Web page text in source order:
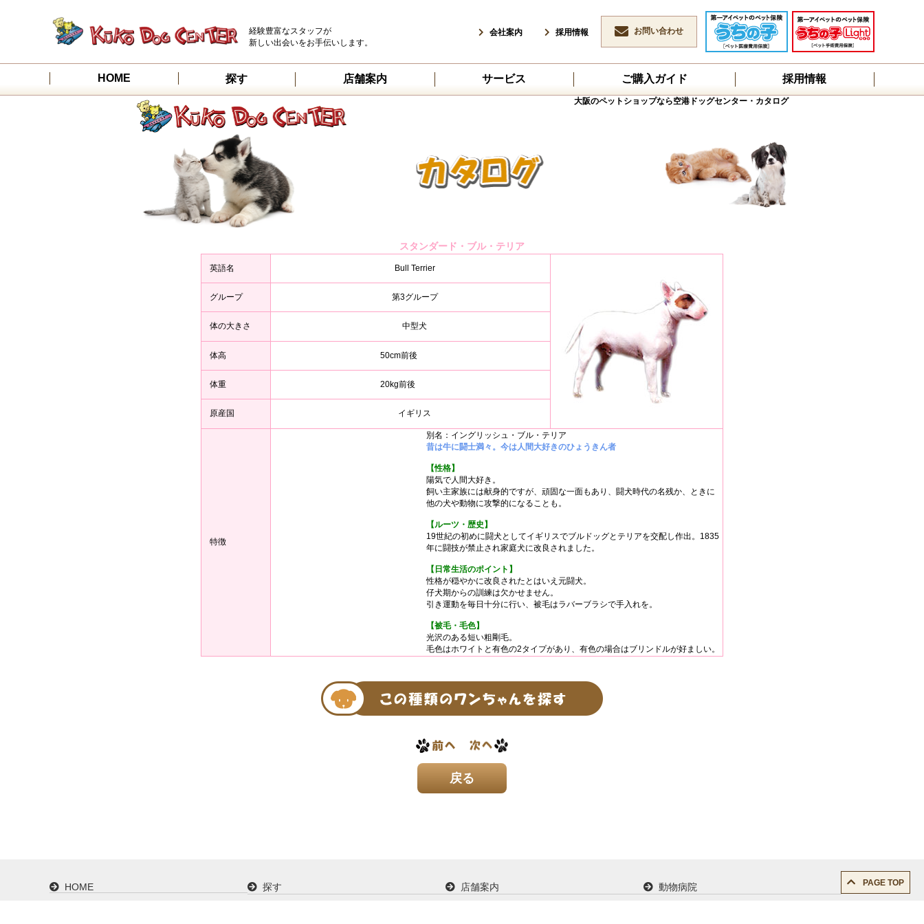
経験豊富なスタッフが
新しい出会いをお手伝いします。
会社案内 採用情報 お問い合わせ
HOME 探す 店舗案内 サービス ご購入ガイド 採用情報
大阪のペットショップなら空港ドッグセンター・カタログ
スタンダード・ブル・テリア
英語名 Bull Terrier
グループ 第3グループ
体の大きさ 中型犬
体高 50cm前後
体重 20kg前後
原産国 イギリス
特徴
別名：イングリッシュ・ブル・テリア
昔は牛に闘士満々。今は人間大好きのひょうきん者
【性格】
陽気で人間大好き。
飼い主家族には献身的ですが、頑固な一面もあり、闘犬時代の名残か、ときに
他の犬や動物に攻撃的になることも。
【ルーツ・歴史】
19世紀の初めに闘犬としてイギリスでブルドッグとテリアを交配し作出。1835
年に闘技が禁止され家庭犬に改良されました。
【日常生活のポイント】
性格が穏やかに改良されたとはいえ元闘犬。
仔犬期からの訓練は欠かせません。
引き運動を毎日十分に行い、被毛はラバーブラシで手入れを。
【被毛・毛色】
光沢のある短い粗剛毛。
毛色はホワイトと有色の2タイプがあり、有色の場合はブリンドルが好ましい。
PAGE TOP
HOME 探す 店舗案内 動物病院